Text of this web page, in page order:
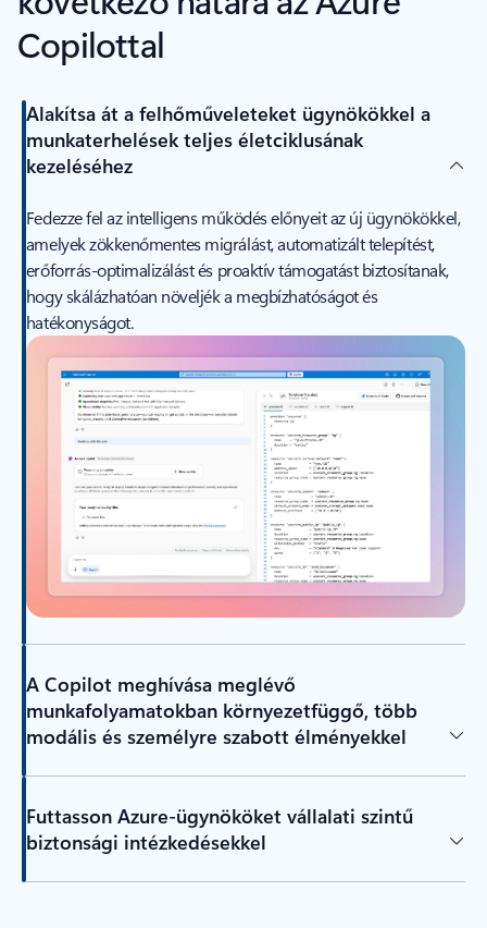
Copilottal
Alakítsa át a felhőműveleteket ügynökökkel a
munkaterhelések teljes életciklusának
kezeléséhez
Fedezze fel az intelligens működés előnyeit az új ügynökökkel,
amelyek zökkenőmentes migrálást, automatizált telepítést,
erőforrás-optimalizálást és proaktív támogatást biztosítanak,
hogy skálázhatóan növeljék a megbízhatóságot és
hatékonyságot.
A Copilot meghívása meglévő
munkafolyamatokban környezetfüggő, több
modális és személyre szabott élményekkel
Futtasson Azure-ügynököket vállalati szintű
biztonsági intézkedésekkel